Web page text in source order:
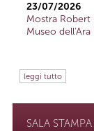
23/07/2026
Mostra Robert
Museo
leggi tutto
SALA STAMPA